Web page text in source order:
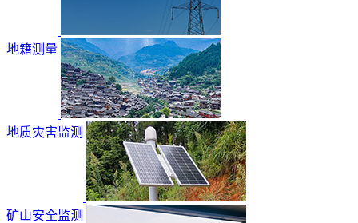
地籍测量
地质灾害监测
矿山安全监测